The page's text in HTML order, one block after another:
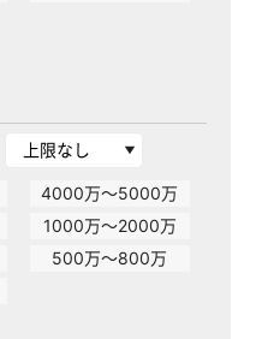
4000万～5000万
1000万～2000万
500万～800万